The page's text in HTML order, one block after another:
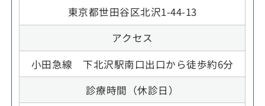
東京都世田谷区北沢1-44-13
アクセス
小田急線 下北沢駅南口出口から徒歩約6分
診療時間（休診日）